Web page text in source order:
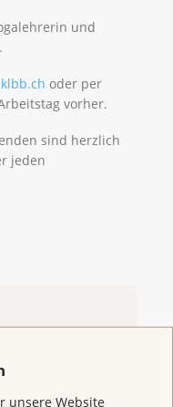
unsere Website
und
oder per
vorher.
sind herzlich
jeden